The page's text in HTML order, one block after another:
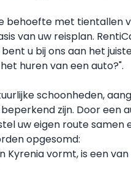
behoefte met tientallen
van uw reisplan.
u bij ons aan het
huren van een auto?".
schoonheden,
zijn. Door
uw eigen route
opgesomd:
Kyrenia vormt, is een